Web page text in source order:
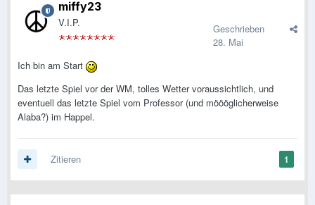
miffy23
V.I.P.
Geschrieben
28. Mai
Ich bin am Start
Das letzte Spiel vor der WM, tolles Wetter voraussichtlich, und
eventuell das letzte Spiel vom Professor (und möööglicherweise
Alaba?) im Happel.
1
Zitieren